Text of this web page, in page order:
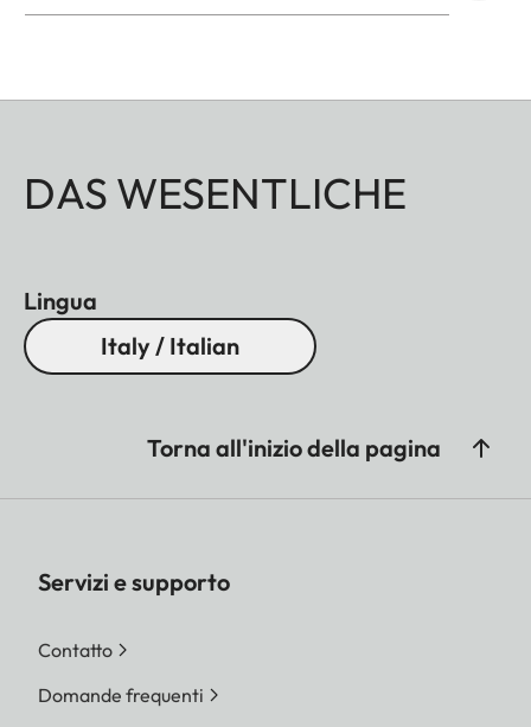
DAS WESENTLICHE
Lingua
Italy / Italian
Torna all'inizio della pagina
Servizi e supporto
Contatto
Domande frequenti